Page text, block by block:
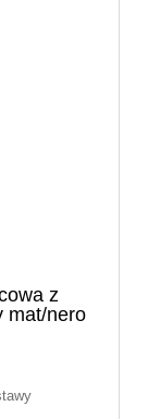
z
mat/nero